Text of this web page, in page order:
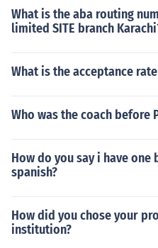
What is the aba routing
limited SITE branch
What is the acceptance
Who was the coach before
How do you say i have
spanish?
How did you chose your
institution?